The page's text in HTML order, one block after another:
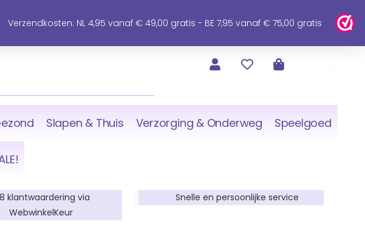
Verzendkosten: NL 4,95 vanaf € 49,00 gratis - BE 7,95 vanaf € 75,00 gratis
Slapen & Thuis Verzorging & Onderweg Speelgoed
klantwaardering via
WebwinkelKeur
Snelle en persoonlijke service